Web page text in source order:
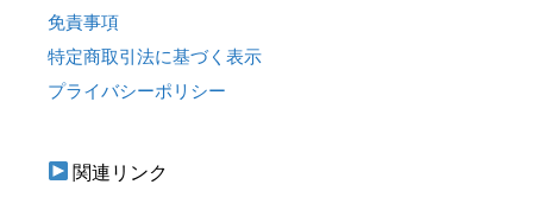
免責事項
特定商取引法に基づく表示
プライバシーポリシー
関連リンク